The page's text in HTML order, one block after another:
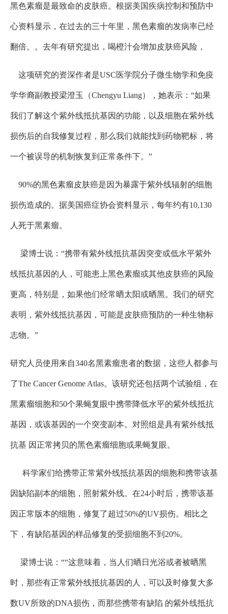
黑色素瘤是最致命的皮肤癌。根据美国疾病控制和预防中
心资料显示，在过去的三十年里，黑色素瘤的发病率已经
翻倍。。去年有研究提出，喝橙汁会增加皮肤癌风险，
这项研究的资深作者是USC医学院分子微生物学和免疫
学华裔副教授梁澄玉（Chengyu Liang），她表示：“如果
我们了解这个紫外线抵抗基因的功能，以及细胞在紫外线
损伤后的自我修复过程，那么我们就能找到药物靶标，将
一个被误导的机制恢复到正常条件下。”
90%的黑色素瘤皮肤癌是因为暴露于紫外线辐射的细胞
损伤造成的。据美国癌症协会资料显示，每年约有10,130
人死于黑素瘤。
梁博士说：“携带有紫外线抵抗基因突变或低水平紫外
线抵抗基因的人，可能患上黑色素瘤或其他皮肤癌的风险
更高，特别是，如果他们经常晒太阳或晒黑。我们的研究
表明，紫外线抵抗基因，可能是皮肤癌预防的一种生物标
志物。”
研究人员使用来自340名黑素瘤患者的数据，这些人都参与
了The Cancer Genome Atlas。该研究还包括两个试验组，在
黑素瘤细胞和50个果蝇复眼中携带降低水平的紫外线抵抗
基因，或该基因的一个突变副本。对照组是具有紫外线抵
抗基 因正常拷贝的黑色素瘤细胞或果蝇复眼。
科学家们给携带正常紫外线抵抗基因的细胞和携带该基
因缺陷副本的细胞，照射紫外线。在24小时后，携带该基
因正常版本的细胞，修复了超过50%的UV损伤。相比之
下，有缺陷基因的样品修复的受损细胞不到20%。
梁博士说：““这意味着，当人们晒日光浴或者被晒黑
时，那些有正常紫外线抵抗基因的人，可以及时修复大多
数UV所致的DNA损伤，而那些携带有缺陷 的紫外线抵抗